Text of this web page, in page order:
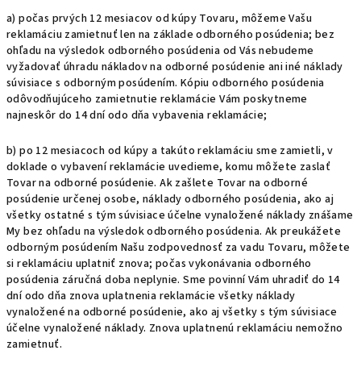
a) počas prvých 12 mesiacov od kúpy Tovaru, môžeme Vašu
reklamáciu zamietnuť len na základe odborného posúdenia; bez
ohľadu na výsledok odborného posúdenia od Vás nebudeme
vyžadovať úhradu nákladov na odborné posúdenie ani iné náklady
súvisiace s odborným posúdením. Kópiu odborného posúdenia
odôvodňujúceho zamietnutie reklamácie Vám poskytneme
najneskôr do 14 dní odo dňa vybavenia reklamácie;
b) po 12 mesiacoch od kúpy a takúto reklamáciu sme zamietli, v
doklade o vybavení reklamácie uvedieme, komu môžete zaslať
Tovar na odborné posúdenie. Ak zašlete Tovar na odborné
posúdenie určenej osobe, náklady odborného posúdenia, ako aj
všetky ostatné s tým súvisiace účelne vynaložené náklady znášame
My bez ohľadu na výsledok odborného posúdenia. Ak preukážete
odborným posúdením Našu zodpovednosť za vadu Tovaru, môžete
si reklamáciu uplatniť znova; počas vykonávania odborného
posúdenia záručná doba neplynie. Sme povinní Vám uhradiť do 14
dní odo dňa znova uplatnenia reklamácie všetky náklady
vynaložené na odborné posúdenie, ako aj všetky s tým súvisiace
účelne vynaložené náklady. Znova uplatnenú reklamáciu nemožno
zamietnuť.